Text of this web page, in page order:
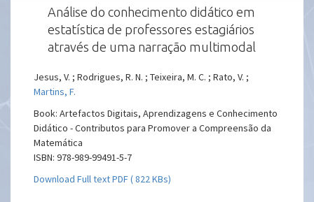
Análise do conhecimento didático em
estatística de professores estagiários
através de uma narração multimodal
Jesus, V. ; Rodrigues, R. N. ; Teixeira, M. C. ; Rato, V. ;
Martins, F.
Book: Artefactos Digitais, Aprendizagens e Conhecimento
Didático - Contributos para Promover a Compreensão da
Matemática
ISBN: 978-989-99491-5-7
Download Full text PDF ( 822 KBs)